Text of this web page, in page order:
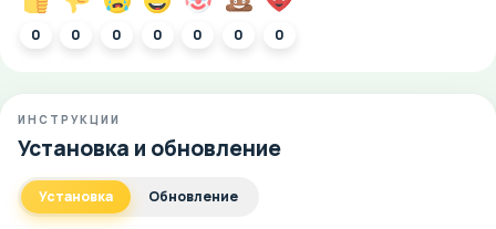
0 0 0 0 0 0 0
ИНСТРУКЦИИ
Установка и обновление
Установка Обновление